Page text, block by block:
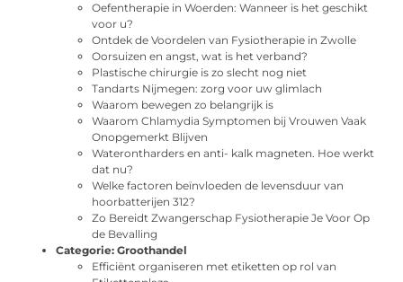
Oefentherapie in Woerden: Wanneer is het geschikt
voor u?
Ontdek de Voordelen van Fysiotherapie in Zwolle
Oorsuizen en angst, wat is het verband?
Plastische chirurgie is zo slecht nog niet
Tandarts Nijmegen: zorg voor uw glimlach
Waarom bewegen zo belangrijk is
Waarom Chlamydia Symptomen bij Vrouwen Vaak
Onopgemerkt Blijven
Waterontharders en anti- kalk magneten. Hoe werkt
dat nu?
Welke factoren beïnvloeden de levensduur van
hoorbatterijen 312?
Zo Bereidt Zwangerschap Fysiotherapie Je Voor Op
de Bevalling
Categorie: Groothandel
Efficiënt organiseren met etiketten op rol van